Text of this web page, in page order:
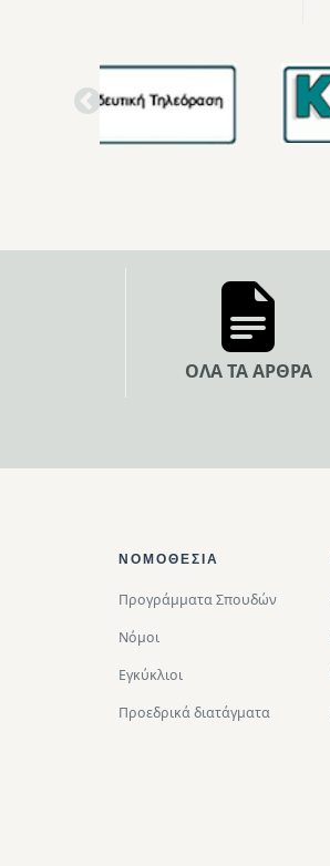
ΟΛΑ ΤΑ ΑΡΘΡΑ
Footer Top
ΝΟΜΟΘΕΣΊΑ
Προγράμματα Σπουδών
Νόμοι
Εγκύκλιοι
Προεδρικά διατάγματα